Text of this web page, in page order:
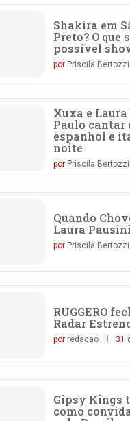
Shakira em
Preto? O que
possível
por Priscila Bertozzi
Xuxa e
Paulo cantar
espanhol e
noite
por Priscila Bertozzi
Quando
Laura
por Priscila Bertozzi
RUGGERO
Radar
por redacao 31
Gipsy Kings
como